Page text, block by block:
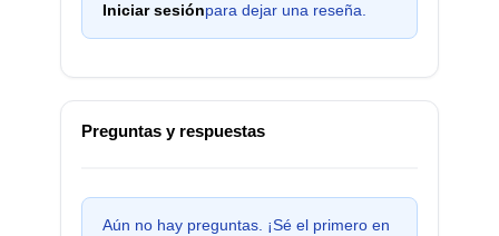
Iniciar sesiónpara dejar una reseña.
Preguntas y respuestas
Aún no hay preguntas. ¡Sé el primero en